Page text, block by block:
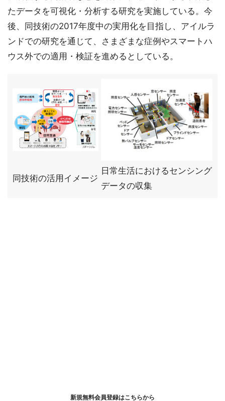
たデータを可視化・分析する研究を実施している。今
後、同技術の2017年度中の実用化を目指し、アイルラ
ンドでの研究を通じて、さまざまな症例やスマートハ
ウス外での適用・検証を進めるとしている。
同技術の活用イメージ
日常生活におけるセンシング
データの収集
新規無料会員登録はこちらから